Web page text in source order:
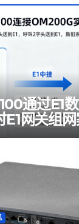
通过E1
E1网关组